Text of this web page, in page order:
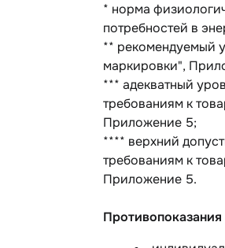
* норма
потребностей в
** рекомендуемый
маркировки",
*** адекватный
требованиям к
Приложение 5;
**** верхний
требованиям к
Приложение 5.